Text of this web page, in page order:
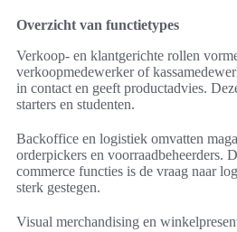
Overzicht van functietypes
Verkoop- en klantgerichte rollen
verkoopmedewerker of
in contact en geeft productadvies.
starters en studenten.
Backoffice en logistiek omvatten
orderpickers en voorraadbeheerders.
commerce functies is de vraag naar
sterk gestegen.
Visual merchandising en